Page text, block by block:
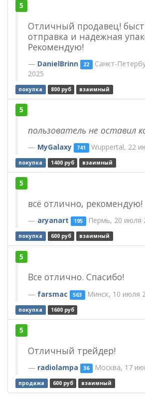
5
Отличный продавец!
отправка и надежная
Рекомендую!
DanielBrinn 22 Санкт-
2025
покупка 800 руб взаимный
5
пользователь не оставил
MyGalaxy 741 Wuppertal, 22
покупка 1400 руб взаимный
5
всё отлично, рекомендую!
aryanart 195 Пермь, 20 июля
покупка 600 руб взаимный
5
Все отлично. Спасибо!
farsmac 563 Минск, 10 июля
покупка 1600 руб
5
Отличный трейдер!
radiolampa 36 Москва, 17
продажа 600 руб взаимный